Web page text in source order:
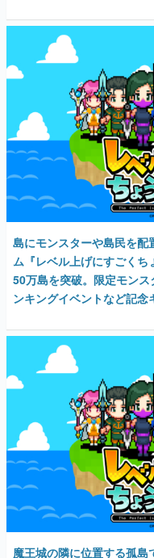
島にモンスターや島民を
ム『レベル上げにすごく
50万島を突破。限定モン
ンキングイベントなど記念
魔王城の隣に位置する孤島